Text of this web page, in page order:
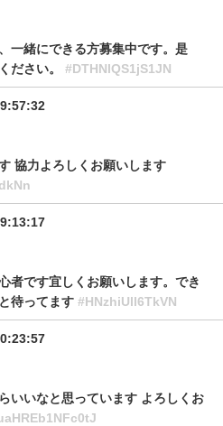
一緒にできる方募集中です。是
ださい。 #DTHNlQS1jS1JN
協力よろしくお願いします
者です宜しくお願いします。でき
待ってます #HNzhiUll6TkVN
いいなと思っています よろしくお